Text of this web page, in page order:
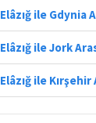
Elâzığ ile Gdynia
Elâzığ ile Jork
Elâzığ ile